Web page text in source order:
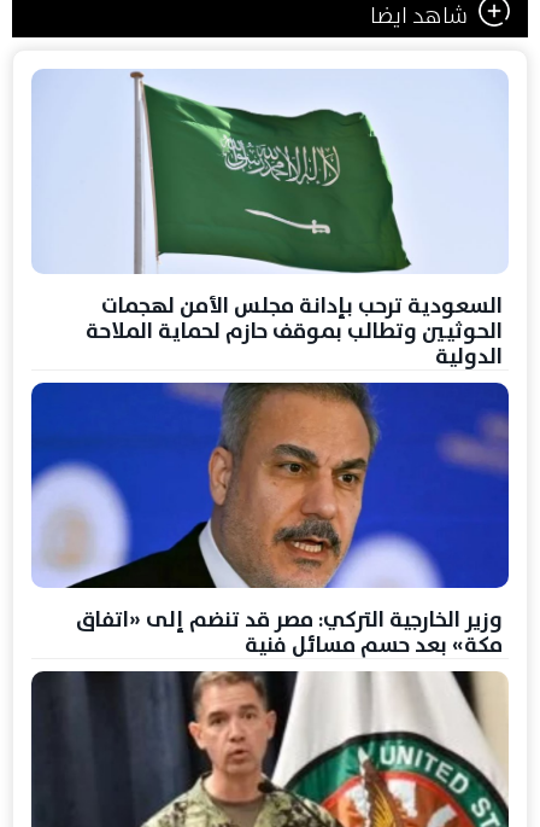
شاهد ايضا
السعودية ترحب بإدانة مجلس الأمن لهجمات
الحوثيين وتطالب بموقف حازم لحماية الملاحة
الدولية
وزير الخارجية التركي: مصر قد تنضم إلى «اتفاق
مكة» بعد حسم مسائل فنية